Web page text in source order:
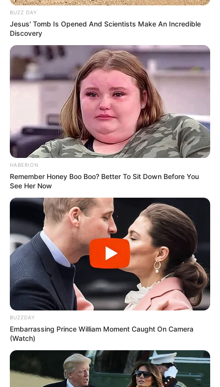
SHARE THIS Share it Tweet
Share it Pin it
PUBLICAÇÕES RELACIONADAS
Notícia
PUBLICAÇÃO RECENTE
IFA: A Luta pelo Incentivo
Financeiro Adicional e a
Valorização dos Agentes de
BUZZ DAY
Jesus' Tomb Is Opened And Scientists Make An Incredible
Discovery
HABERION
Remember Honey Boo Boo? Better To Sit Down Before You
See Her Now
BUZZDAY
Embarrassing Prince William Moment Caught On Camera
(Watch)